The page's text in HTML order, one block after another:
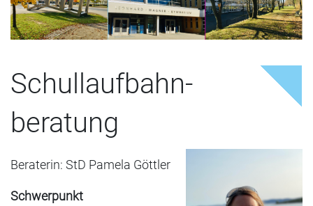
Schullauf­bahn­
beratung
Beraterin: StD Pamela Göttler
Schwerpunkt